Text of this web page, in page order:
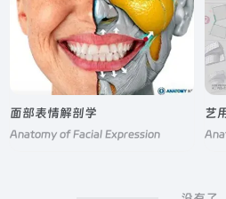
面部表情解剖学
Anatomy of Facial Expression
艺